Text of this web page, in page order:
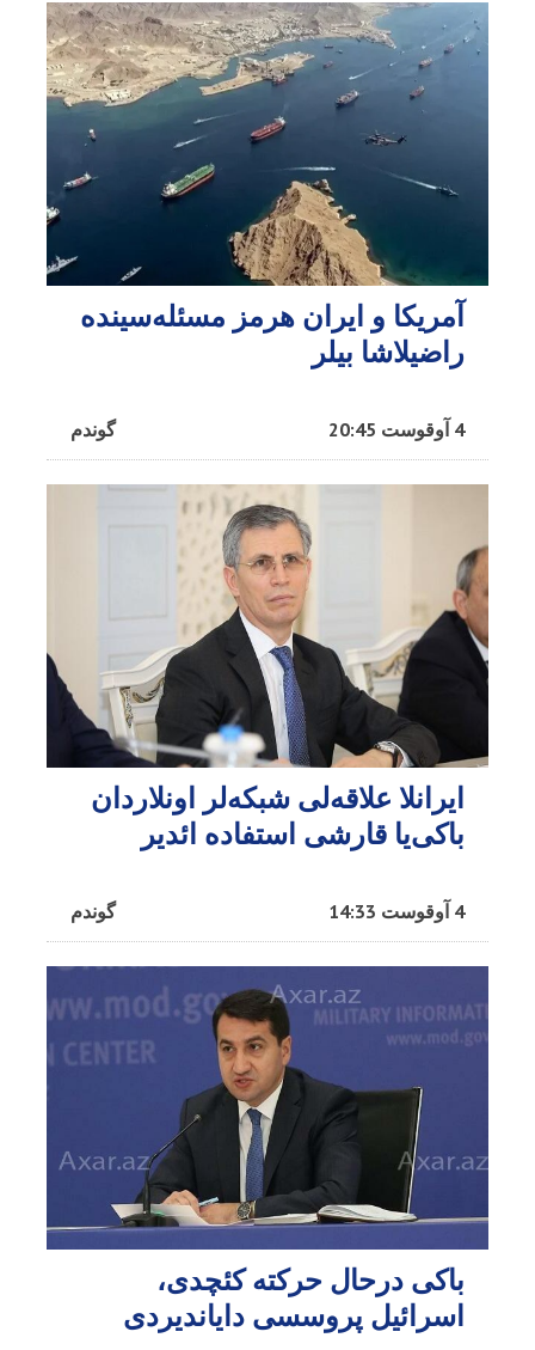
آمریکا و ایران هرمز مسئله‌سینده
راضیلاشا بیلر
گوندم 4 آوقوست 20:45
ایرانلا علاقه‌لی شبکه‌لر اونلاردان
باکی‌یا قارشی استفاده ائدیر
گوندم 4 آوقوست 14:33
باکی درحال حرکته کئچدی،
اسرائیل پروسسی دایاندیردی